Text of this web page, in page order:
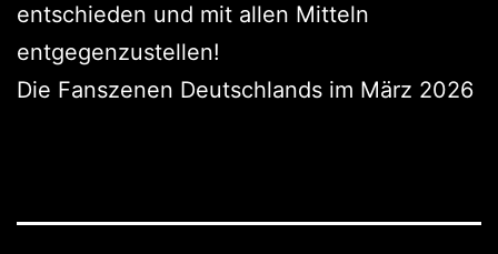
entschieden und mit allen Mitteln
entgegenzustellen!
Die Fanszenen Deutschlands im März 2026